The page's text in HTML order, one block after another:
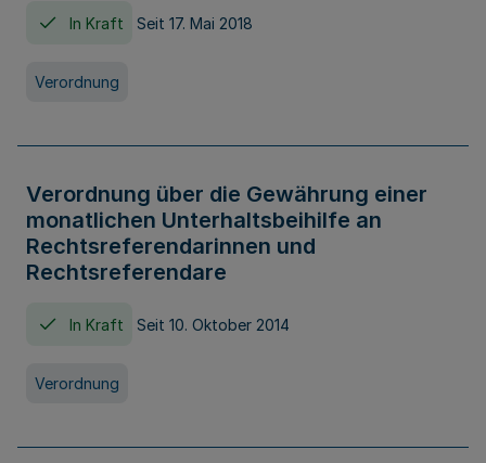
In Kraft Seit 17. Mai 2018
Verordnung
Verordnung über die Gewährung einer
monatlichen Unterhaltsbeihilfe an
Rechtsreferendarinnen und
Rechtsreferendare
In Kraft Seit 10. Oktober 2014
Verordnung